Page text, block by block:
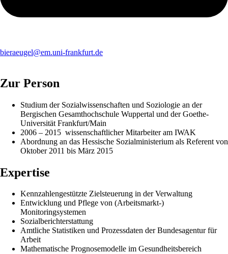
bieraeugel@em.uni-frankfurt.de
Zur Person
Studium der Sozialwissenschaften und Soziologie an der
Bergischen Gesamthochschule Wuppertal und der Goethe-
Universität Frankfurt/Main
2006 – 2015 wissenschaftlicher Mitarbeiter am IWAK
Abordnung an das Hessische Sozialministerium als Referent von
Oktober 2011 bis März 2015
Expertise
Kennzahlengestützte Zielsteuerung in der Verwaltung
Entwicklung und Pflege von (Arbeitsmarkt-)
Monitoringsystemen
Sozialberichterstattung
Amtliche Statistiken und Prozessdaten der Bundesagentur für
Arbeit
Mathematische Prognosemodelle im Gesundheitsbereich